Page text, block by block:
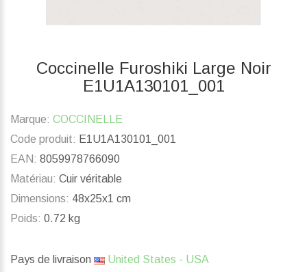
Coccinelle Furoshiki Large Noir
E1U1A130101_001
Marque: COCCINELLE
Code produit: E1U1A130101_001
EAN: 8059978766090
Matériau: Cuir véritable
Dimensions: 48x25x1 cm
Poids: 0.72 kg
Pays de livraison United States - USA